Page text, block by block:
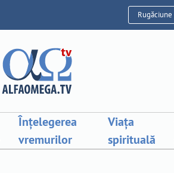
Rugăciune
Înțelegerea
vremurilor
Viața
spirituală